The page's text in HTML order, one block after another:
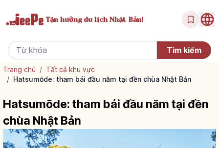
Tận hưởngdu lịch Nhật Bản!
Trang chủ / Tất cả khu vực
/ Hatsumōde: tham bái đầu năm tại đền chùa Nhật Bản
Hatsumōde: tham bái đầu năm tại đền
chùa Nhật Bản